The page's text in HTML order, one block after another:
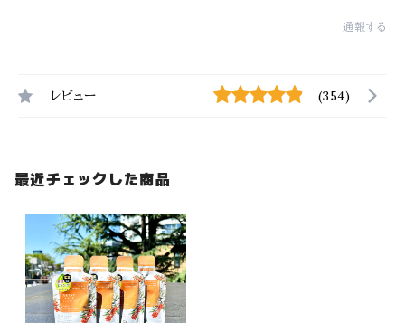
通報する
レビュー (354)
最近チェックした商品